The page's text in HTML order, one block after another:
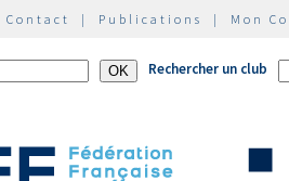
Contact | Publications | Mon
Rechercher un club